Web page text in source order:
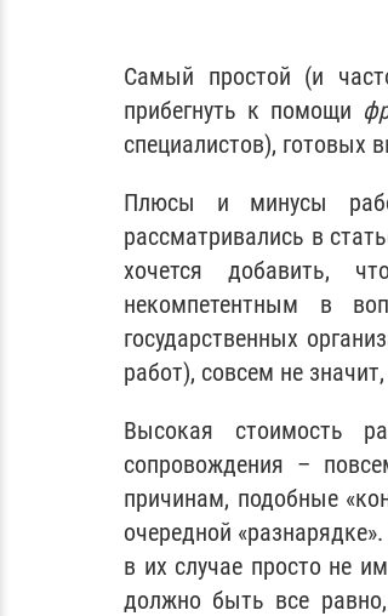
Самый простой (и
прибегнуть к помощи
специалистов), готовых
Плюсы и минусы
рассматривались в
хочется добавить,
некомпетентным в
государственных
работ), совсем не
Высокая стоимость
сопровождения –
причинам, подобные
очередной
в их случае просто не
должно быть все